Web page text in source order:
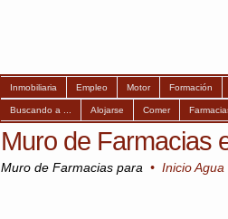
Inmobiliaria Empleo Motor Formación
Buscando a ... Alojarse Comer
Muro de Farmacias
Muro de Farmacias para • Inicio Agua